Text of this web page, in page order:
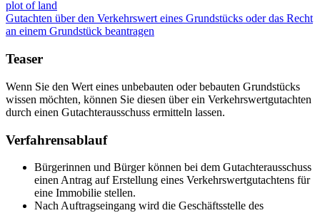
plot of land
Gutachten über den Verkehrswert eines Grundstücks oder das Recht
an einem Grundstück beantragen
Teaser
Wenn Sie den Wert eines unbebauten oder bebauten Grundstücks
wissen möchten, können Sie diesen über ein Verkehrswertgutachten
durch einen Gutachterausschuss ermitteln lassen.
Verfahrensablauf
Bürgerinnen und Bürger können bei dem Gutachterausschuss
einen Antrag auf Erstellung eines Verkehrswertgutachtens für
eine Immobilie stellen.
Nach Auftragseingang wird die Geschäftsstelle des